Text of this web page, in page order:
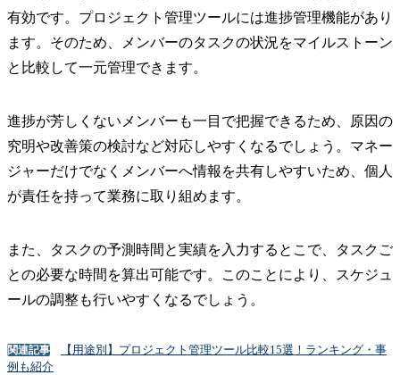
有効です。プロジェクト管理ツールには進捗管理機能があり
ます。そのため、メンバーのタスクの状況をマイルストーン
と比較して一元管理できます。
進捗が芳しくないメンバーも一目で把握できるため、原因の
究明や改善策の検討など対応しやすくなるでしょう。マネー
ジャーだけでなくメンバーへ情報を共有しやすいため、個人
が責任を持って業務に取り組めます。
また、タスクの予測時間と実績を入力するとこで、タスクご
との必要な時間を算出可能です。このことにより、スケジュ
ールの調整も行いやすくなるでしょう。
関連記事
【用途別】プロジェクト管理ツール比較15選！ランキング・事
例も紹介